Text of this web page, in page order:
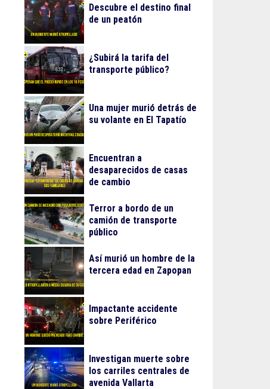
Descubre el destino final
de un peatón
¿Subirá la tarifa del
transporte público?
Una mujer murió detrás de
su volante en El Tapatío
Encuentran a
desaparecidos de casas
de cambio
Terror a bordo de un
camión de transporte
público
Así murió un hombre de la
tercera edad en Zapopan
Impactante accidente
sobre Periférico
Investigan muerte sobre
los carriles centrales de
avenida Vallarta